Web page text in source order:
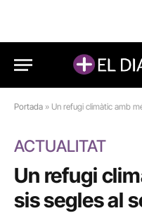
Portada » Un refugi climàtic amb
ACTUALITAT
Un refugi
sis segles al